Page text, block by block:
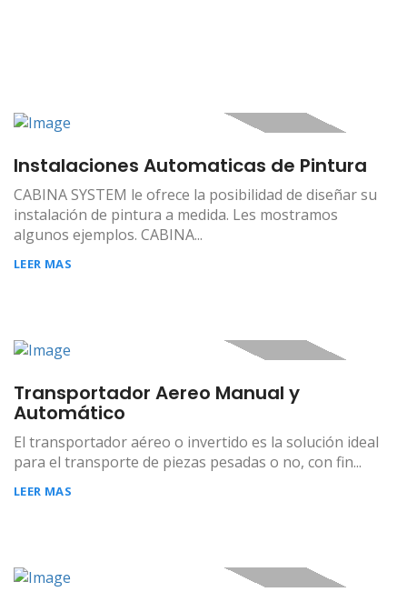
Instalaciones Automaticas de Pintura
CABINA SYSTEM le ofrece la posibilidad de diseñar su
instalación de pintura a medida. Les mostramos
algunos ejemplos. CABINA...
LEER MAS
Transportador Aereo Manual y
Automático
El transportador aéreo o invertido es la solución ideal
para el transporte de piezas pesadas o no, con fin...
LEER MAS